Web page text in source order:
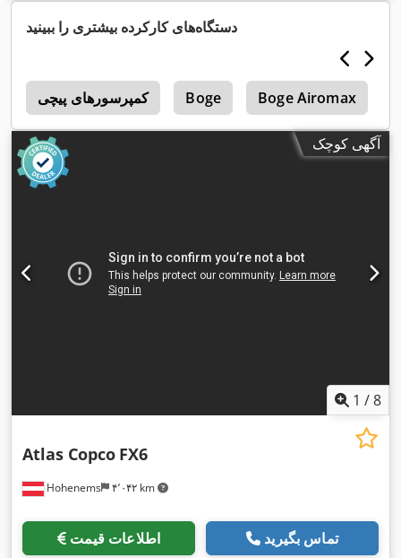
دستگاه‌های کارکرده بیشتری را ببینید
کمپرسورهای پیچی Boge Boge Airomax
آگهی کوچک
1 /8
Hohenems ۴٬۰۴۲ km
Atlas Copco FX6
اطلاعات قیمت تماس بگیرید